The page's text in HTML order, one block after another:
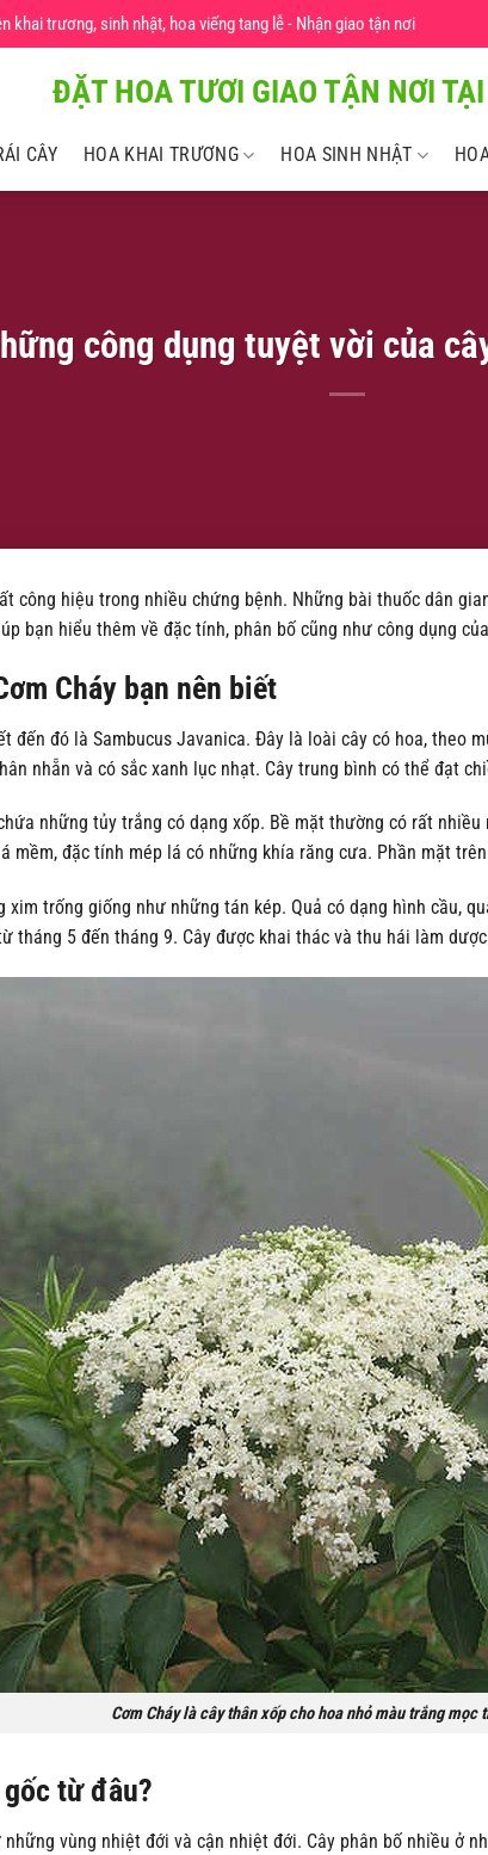
khai trương, sinh nhật, hoa viếng tang lễ - Nhận giao tận nơi
ĐẶT HOA TƯƠI GIAO TẬN NƠI
CÂY HOA KHAI TRƯƠNG HOA SINH NHẬT
công dụng tuyệt vời của
công hiệu trong nhiều chứng bệnh. Những bài thuốc dân
bạn hiểu thêm về đặc tính, phân bố cũng như công dụng
Cháy bạn nên biết
đến đó là Sambucus Javanica. Đây là loài cây có hoa, theo
nhẵn và có sắc xanh lục nhạt. Cây trung bình có thể đạt
những tủy trắng có dạng xốp. Bề mặt thường có rất
mềm, đặc tính mép lá có những khía răng cưa. Phần mặt
xim trống giống như những tán kép. Quả có dạng hình cầu,
tháng 5 đến tháng 9. Cây được khai thác và thu hái làm
Cơm Cháy là cây thân xốp cho hoa nhỏ màu trắng mọc
từ đâu?
vùng nhiệt đới và cận nhiệt đới. Cây phân bố nhiều ở